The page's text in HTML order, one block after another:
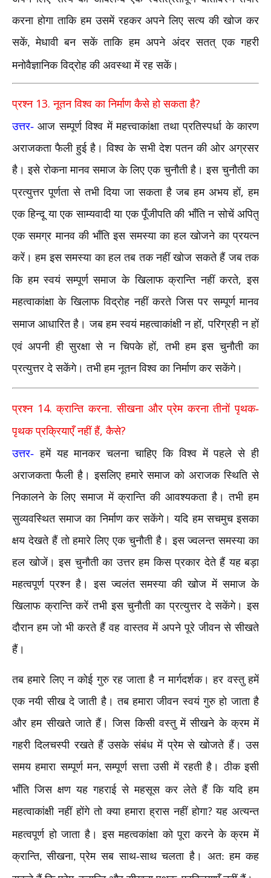
करना होगा ताकि हम उसमें रहकर अपने लिए सत्य की खोज कर
सकें,मेधावी बन सकें ताकि हम अपने अंदर सतत् एक गहरी
मनोवैज्ञानिक विद्रोह की अवस्था में रह सकें।
प्रश्न 13.नूतन विश्व का निर्माण कैसे हो सकता है?
उत्तर- आज सम्पूर्ण विश्व में महत्त्वाकांक्षा तथा प्रतिस्पर्धा के कारण
अराजकता फैली हुई है। विश्व के सभी देश पतन की ओर अग्रसर
है। इसे रोकना मानव समाज के लिए एक चुनौती है। इस चुनौती का
प्रत्युत्तर पूर्णता से तभी दिया जा सकता है जब हम अभय हों,हम
एक हिन्दू या एक साम्यवादी या एक पूँजीपति की भाँति न सोचें अपितु
एक समग्र मानव की भाँति इस समस्या का हल खोजने का प्रयत्न
करें। हम इस समस्या का हल तब तक नहीं खोज सकते हैं जब तक
कि हम स्वयं सम्पूर्ण समाज के खिलाफ क्रान्ति नहीं करते,इस
महत्वाकांक्षा के खिलाफ विद्रोह नहीं करते जिस पर सम्पूर्ण मानव
समाज आधारित है। जब हम स्वयं महत्वाकांक्षी न हों,परिग्रही न हों
एवं अपनी ही सुरक्षा से न चिपके हों,तभी हम इस चुनौती का
प्रत्युत्तर दे सकेंगे। तभी हम नूतन विश्व का निर्माण कर सकेंगे।
प्रश्न 14.क्रान्ति करना. सीखना और प्रेम करना तीनों पृथक-
पृथक प्रक्रियाएँ नहीं हैं,कैसे?
उत्तर- हमें यह मानकर चलना चाहिए कि विश्व में पहले से ही
अराजकता फैली है। इसलिए हमारे समाज को अराजक स्थिति से
निकालने के लिए समाज में क्रान्ति की आवश्यकता है। तभी हम
सुव्यवस्थित समाज का निर्माण कर सकेंगे। यदि हम सचमुच इसका
क्षय देखते हैं तो हमारे लिए एक चुनौती है। इस ज्वलन्त समस्या का
हल खोजें। इस चुनौती का उत्तर हम किस प्रकार देते हैं यह बड़ा
महत्वपूर्ण प्रश्न है। इस ज्वलंत समस्या की खोज में समाज के
खिलाफ क्रान्ति करें तभी इस चुनौती का प्रत्युत्तर दे सकेंगे। इस
दौरान हम जो भी करते हैं वह वास्तव में अपने पूरे जीवन से सीखते
हैं।
तब हमारे लिए न कोई गुरु रह जाता है न मार्गदर्शक। हर वस्तु हमें
एक नयी सीख दे जाती है। तब हमारा जीवन स्वयं गुरु हो जाता है
और हम सीखते जाते हैं। जिस किसी वस्तु में सीखने के क्रम में
गहरी दिलचस्पी रखते हैं उसके संबंध में प्रेम से खोजते हैं। उस
समय हमारा सम्पूर्ण मन,सम्पूर्ण सत्ता उसी में रहती है। ठीक इसी
भाँति जिस क्षण यह गहराई से महसूस कर लेते हैं कि यदि हम
महत्वाकांक्षी नहीं होंगे तो क्या हमारा ह्रास नहीं होगा?यह अत्यन्त
महत्वपूर्ण हो जाता है। इस महत्वकांक्षा को पूरा करने के क्रम में
क्रान्ति,सीखना,प्रेम सब साथ-साथ चलता है। अत: हम कह